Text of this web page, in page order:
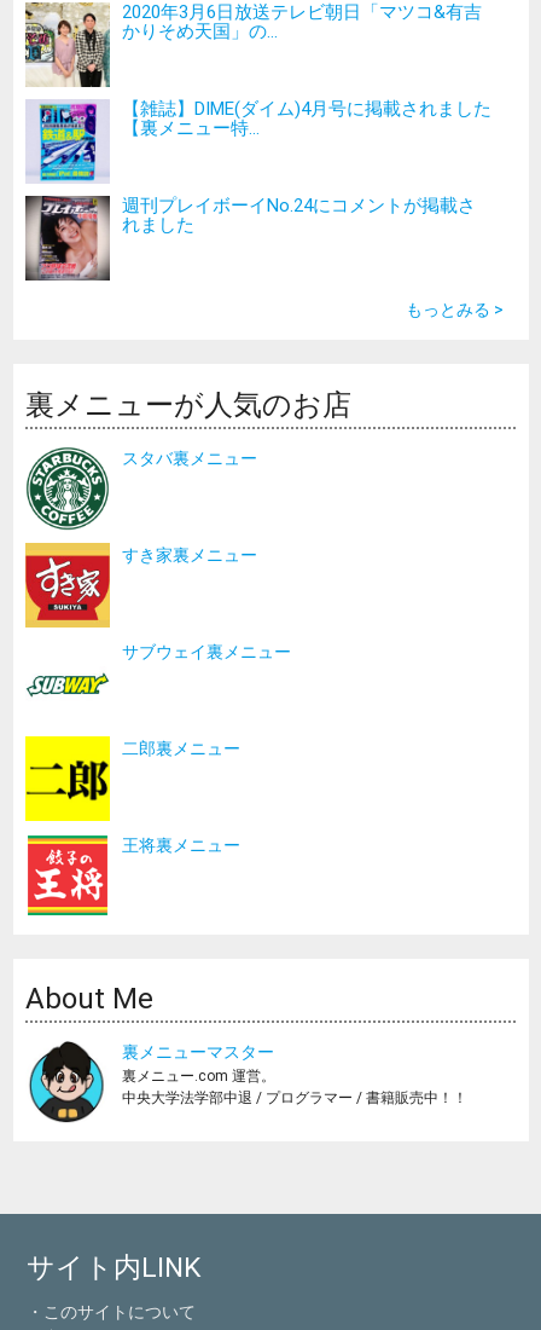
2020年3月6日放送テレビ朝日「マツコ&有吉
かりそめ天国」の...
【雑誌】DIME(ダイム)4月号に掲載されました
【裏メニュー特...
週刊プレイボーイNo.24にコメントが掲載さ
れました
もっとみる >
裏メニューが人気のお店
スタバ裏メニュー
すき家裏メニュー
サブウェイ裏メニュー
二郎裏メニュー
王将裏メニュー
About Me
裏メニューマスター
裏メニュー.com 運営。
中央大学法学部中退 / プログラマー / 書籍販売中！！
サイト内LINK
・このサイトについて